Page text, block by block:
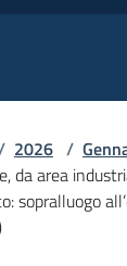
Romagna
Romagna
2026 /
da area
sopralluogo